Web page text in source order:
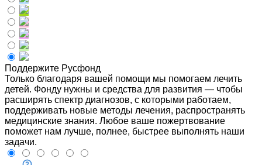
Поддержите Русфонд
Только благодаря вашей помощи мы помогаем лечить
детей. Фонду нужны и средства для развития — чтобы
расширять спектр диагнозов, с которыми работаем,
поддерживать новые методы лечения, распространять
медицинские знания. Любое ваше пожертвование
поможет нам лучше, полнее, быстрее выполнять наши
задачи.